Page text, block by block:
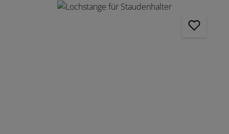
Bildergalerie überspringen